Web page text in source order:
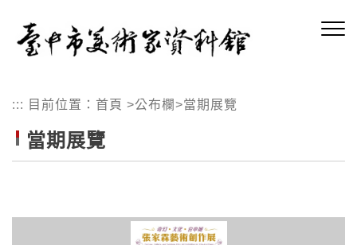
::: 目前位置： 首頁 >公布欄>當期展覽
當期展覽